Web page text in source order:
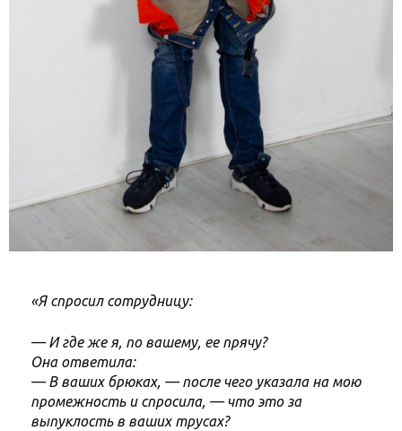
«Я спросил сотрудницу:
— И где же я, по вашему, ее прячу?
Она ответила:
— В ваших брюках, — после чего указала на мою
промежность и спросила, — что это за
выпуклость в ваших трусах?